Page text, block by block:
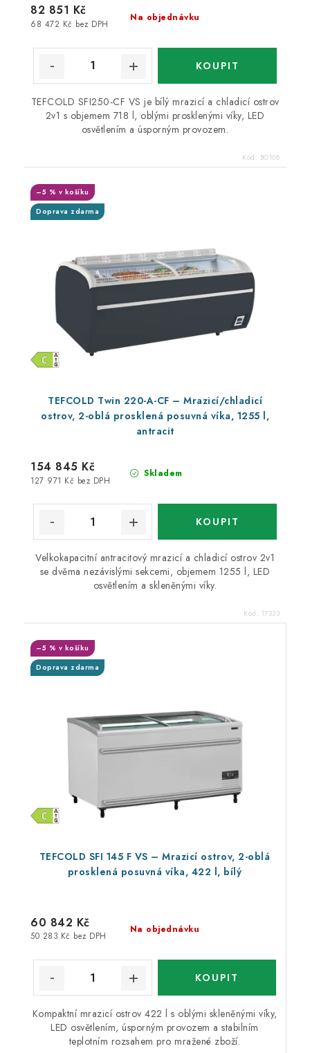
Na objednávku
68 472 Kč bez DPH
82 851 Kč
TEFCOLD SFI250-CF VS je bílý mrazicí a chladicí ostrov
2v1 s objemem 718 l, oblými prosklenými víky, LED
osvětlením a úsporným provozem.
Kód: BO108
TEFCOLD Twin 220-A-CF – Mrazicí/chladicí
ostrov, 2-oblá prosklená posuvná víka, 1255 l,
antracit
Doprava zdarma
–5 % v košíku
Skladem
127 971 Kč bez DPH
154 845 Kč
Velkokapacitní antracitový mrazicí a chladicí ostrov 2v1
se dvěma nezávislými sekcemi, objemem 1255 l, LED
osvětlením a skleněnými víky.
Kód: 17333
TEFCOLD SFI 145 F VS – Mrazicí ostrov, 2-oblá
prosklená posuvná víka, 422 l, bílý
Doprava zdarma
–5 % v košíku
Na objednávku
50 283 Kč bez DPH
60 842 Kč
Kompaktní mrazicí ostrov 422 l s oblými skleněnými víky,
LED osvětlením, úsporným provozem a stabilním
teplotním rozsahem pro mražené zboží.